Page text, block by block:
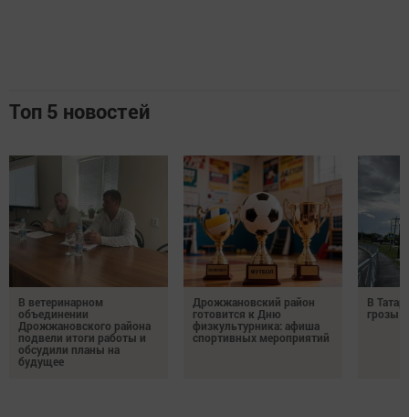
Топ 5 новостей
В ветеринарном
объединении
Дрожжановского района
подвели итоги работы и
обсудили планы на
будущее
Дрожжановский район
готовится к Дню
физкультурника: афиша
спортивных мероприятий
В
грозы